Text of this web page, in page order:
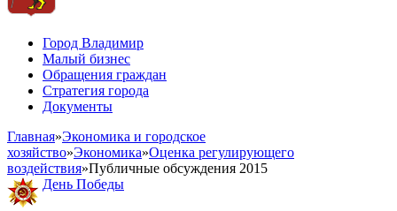
Город Владимир
Малый бизнес
Обращения граждан
Стратегия города
Документы
Главная»Экономика и городское
хозяйство»Экономика»Оценка регулирующего
воздействия»Публичные обсуждения 2015
День Победы